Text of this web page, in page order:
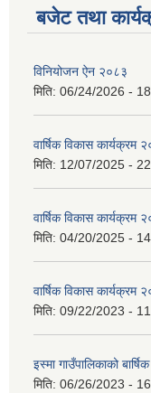
बजेट तथा
विनियोजन ऐन २०८३
मिति: 06/24/2026 -
वार्षिक विकास कार्यक्रम
मिति: 12/07/2025 -
वार्षिक विकास कार्यक्रम
मिति: 04/20/2025 -
वार्षिक विकास कार्यक्रम
मिति: 09/22/2023 -
इस्मा गाउँपालिकाको
मिति: 06/26/2023 -